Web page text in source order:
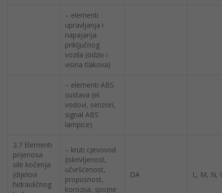
– elementi
upravljanja i
napajanja
priključnog
vozila (odziv i
visina tlakova)
– elementi ABS
sustava (el.
vodovi, senzori,
signal ABS
lampice)
2.7 Elementi
prijenosa
sile kočenja
(dijelovi
hidrauličnog
– kruti cjevovod
(iskrivljenost,
učvršćenost,
propusnost,
korozija, spojne
DA L, M, N,